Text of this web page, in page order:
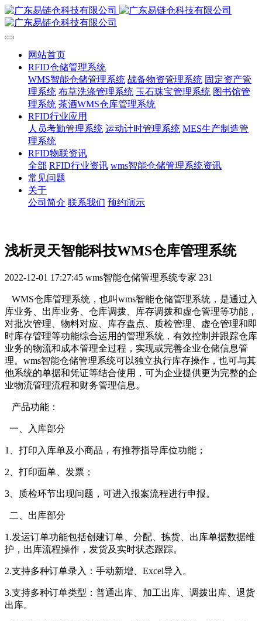
网站首页
RFID仓储管理系统
WMS智能仓储管理系统 战备物资管理系统 固定资产管
理系统 布草洗涤管理系统 玉石珠宝管理系统 图书馆管
理系统 茶酒WMS仓库管理系统
RFID行业应用
人员考勤管理系统 运动计时管理系统 MES生产制造管
理系统
RFID物联资讯
全部 RFID行业资讯 wms智能仓储管理系统资讯
常见问题
关于
公司简介 联系我们 预约演示
浅析灵天智能科技WMS仓库管理系统
2022-12-01 17:27:45 wms智能仓储管理系统专家 231
WMS仓库管理系统，也叫wms智能仓储管理系统，是通过入
库业务、出库业务、仓库调拨、库存调拨和虚仓管理等功能，
对批次管理、物料对应、库存盘点、质检管理、虚仓管理和即
时库存管理等功能综合运用的管理系统，有效控制并跟踪仓库
业务的物流和成本管理全过程，实现或完善企业仓储信息管
理。wms智能仓储管理系统可以独立执行库存操作，也可与其
他系统的单据和凭证等结合使用，可为企业提供更为完整的企
业物流管理流程和财务管理信息。
产品功能：
一、入库部分
1、打印入库单及小商品，有推荐指导库位功能；
2、打印面单、发票；
3、质检环节出现问题，可进入报案流程进行申报。
二、出库部分
1.发运订单功能包括创建订单、分配、拣货、出库单据数据维
护，出库流程操作，发货及实时状态跟踪。
2.支持多种订单录入：手动新增、Excel导入。
3.支持多种订单类型：普通出库、加工出库、调拨出库、退货
出库。